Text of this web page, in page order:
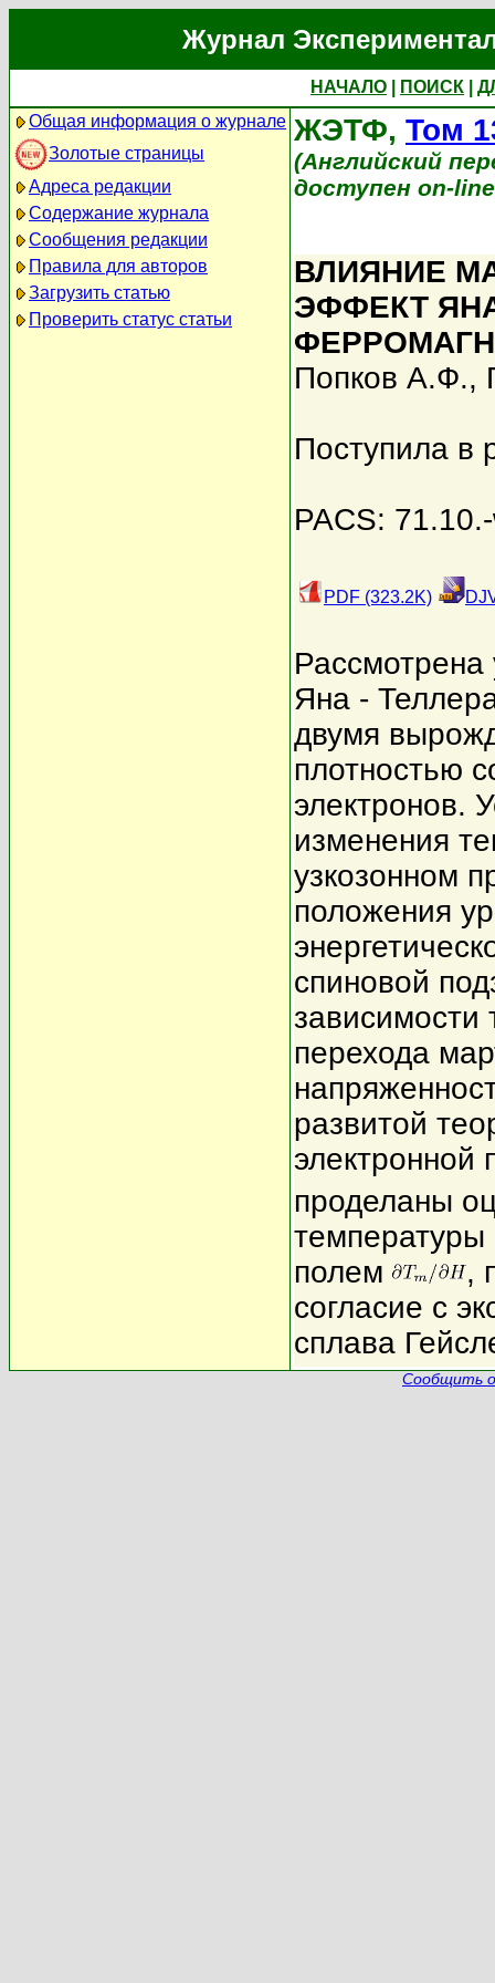
Журнал
НАЧАЛО ПОИСК
Общая информация о журнале
Золотые страницы
Адреса редакции
Содержание журнала
Сообщения редакции
Правила для авторов
Загрузить статью
Проверить статус статьи
ЖЭТФ, Том
(Английский
доступен on-
ВЛИЯНИЕ
ЭФФЕКТ
Попков А.Ф.,
Поступила в
PACS:
PDF (323.2K)
Яна -
двумя
плотностью
электронов.
изменения
узкозонном
положения
спиновой
зависимости
перехода
развитой
электронной
проделаны
температуры
полем
,
согласие с
сплава
Сообщить о